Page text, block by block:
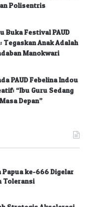
Polisentris
Buka Festival PAUD
Tegaskan Anak Adalah
Manokwari
PAUD Febelina Indou
“Ibu Guru Sedang
Depan”
Papua ke-666 Digelar
Toleransi